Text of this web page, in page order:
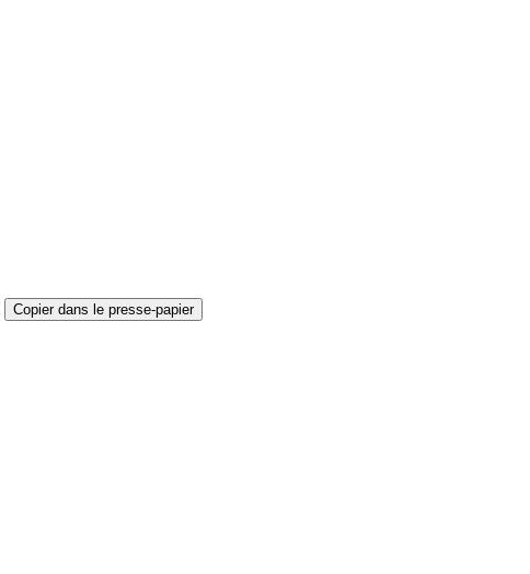
Copier dans le presse-papier